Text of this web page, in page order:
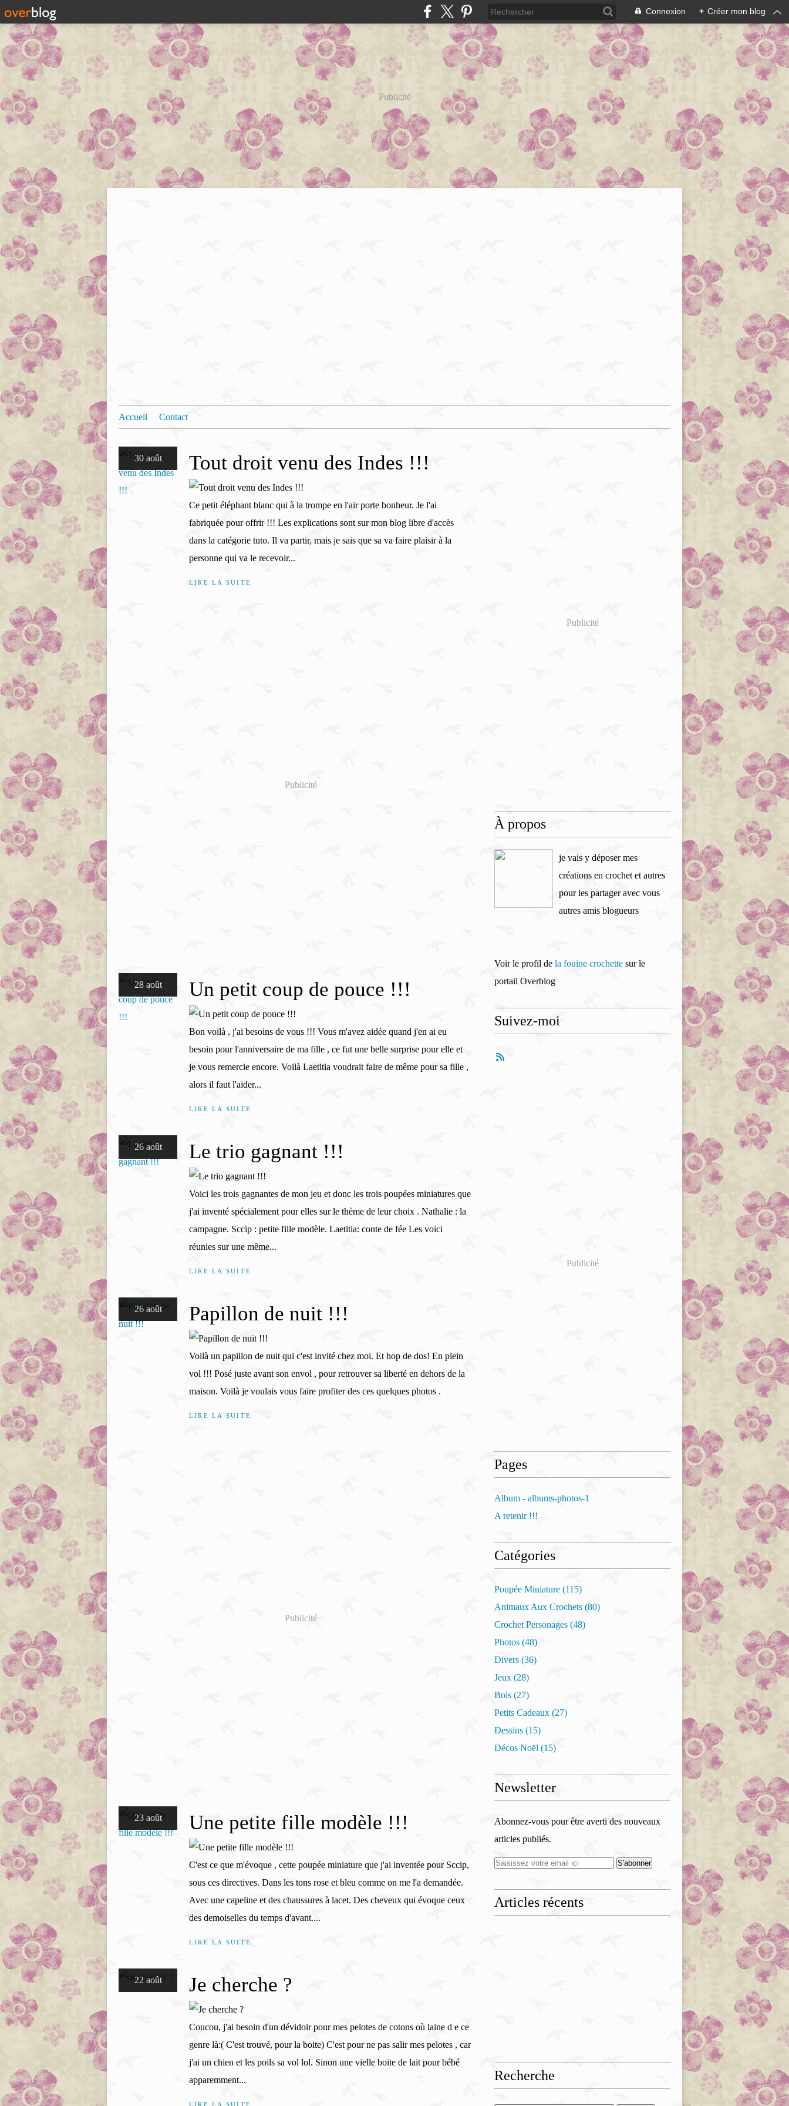
Connexion + Créer mon blog
Publicité
Accueil Contact
30 août Tout droit venu des Indes !!!
Ce petit éléphant blanc qui à la trompe en l'air porte bonheur. Je l'ai
fabriquée pour offrir !!! Les explications sont sur mon blog libre d'accès
dans la catégorie tuto. Il va partir, mais je sais que sa va faire plaisir à la
personne qui va le recevoir...
LIRE LA SUITE
Publicité
28 août Un petit coup de pouce !!!
Bon voilà , j'ai besoins de vous !!! Vous m'avez aidée quand j'en ai eu
besoin pour l'anniversaire de ma fille , ce fut une belle surprise pour elle et
je vous remercie encore. Voilà Laetitia voudrait faire de même pour sa fille ,
alors il faut l'aider...
LIRE LA SUITE
26 août Le trio gagnant !!!
Voici les trois gagnantes de mon jeu et donc les trois poupées miniatures que
j'ai inventé spécialement pour elles sur le thème de leur choix . Nathalie : la
campagne. Sccip : petite fille modèle. Laetitia: conte de fée Les voici
réunies sur une même...
LIRE LA SUITE
26 août Papillon de nuit !!!
Voilà un papillon de nuit qui c'est invité chez moi. Et hop de dos! En plein
vol !!! Posé juste avant son envol , pour retrouver sa liberté en dehors de la
maison. Voilà je voulais vous faire profiter des ces quelques photos .
LIRE LA SUITE
Publicité
23 août Une petite fille modèle !!!
C'est ce que m'évoque , cette poupée miniature que j'ai inventée pour Sccip,
sous ces directives. Dans les tons rose et bleu comme on me l'a demandée.
Avec une capeline et des chaussures à lacet. Des cheveux qui évoque ceux
des demoiselles du temps d'avant....
LIRE LA SUITE
22 août Je cherche ?
Coucou, j'ai besoin d'un dévidoir pour mes pelotes de cotons où laine d e ce
genre là:( C'est trouvé, pour la boite) C'est pour ne pas salir mes pelotes , car
j'ai un chien et les poils sa vol lol. Sinon une vielle boite de lait pour bébé
apparemment...
LIRE LA SUITE
Publicité
À propos
je vais y déposer mes
créations en crochet et autres
pour les partager avec vous
autres amis blogueurs
Voir le profil de la fouine crochette sur le
portail Overblog
Suivez-moi
Publicité
Pages
Album - albums-photos-1
A retenir !!!
Catégories
Poupée Miniature (115)
Animaux Aux Crochets (80)
Crochet Personages (48)
Photos (48)
Divers (36)
Jeux (28)
Bois (27)
Petits Cadeaux (27)
Dessins (15)
Décos Noël (15)
Newsletter
Abonnez-vous pour être averti des nouveaux
articles publiés.
Articles récents
Recherche